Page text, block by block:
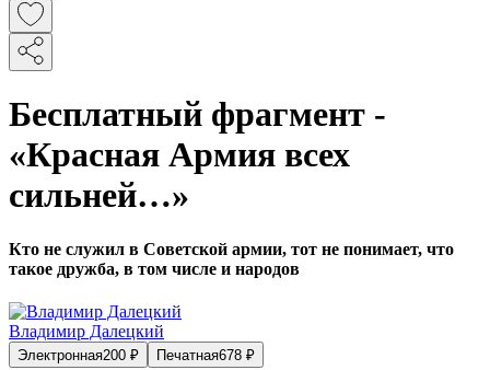
Бесплатный фрагмент -
«Красная Армия всех
сильней…»
Кто не служил в Советской армии, тот не понимает, что
такое дружба, в том числе и народов
Владимир Далецкий
Электронная200 ₽ Печатная678 ₽